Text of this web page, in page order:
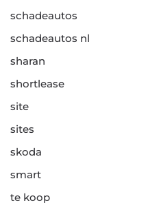
schadeautos
schadeautos nl
sharan
shortlease
site
sites
skoda
smart
te koop